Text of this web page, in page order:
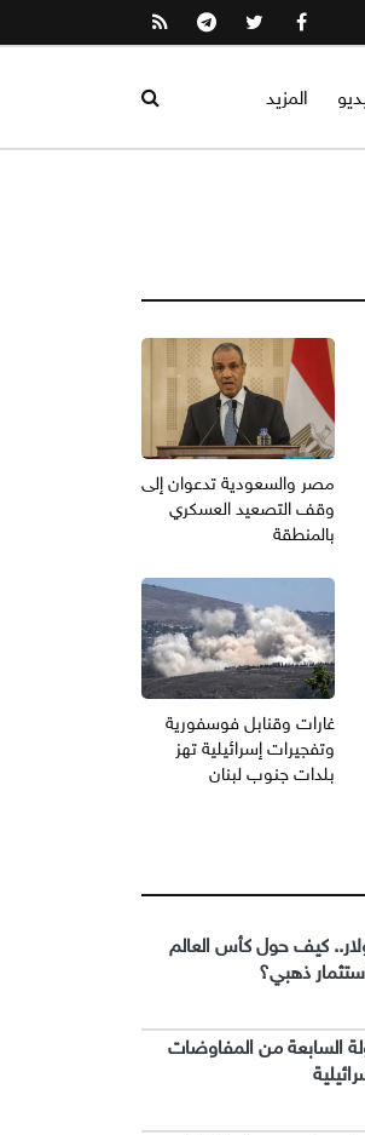
المزيد
مصر والسعودية تدعوان إلى
وقف التصعيد العسكري
بالمنطقة
غارات وقنابل فوسفورية
وتفجيرات إسرائيلية تهز
بلدات جنوب لبنان
دولار.. كيف حول كأس العالم
ذهبي؟
السابعة من المفاوضات